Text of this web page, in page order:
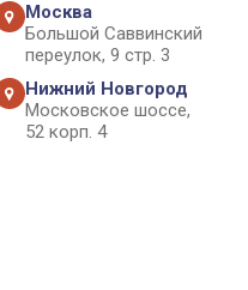
Москва
Большой Саввинский
переулок, 9 стр. 3
Нижний Новгород
Московское шоссе,
52 корп. 4